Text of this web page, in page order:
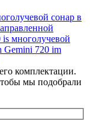
сонар в
многолучевой
Gemini 720 im
комплектации.
мы подобрали